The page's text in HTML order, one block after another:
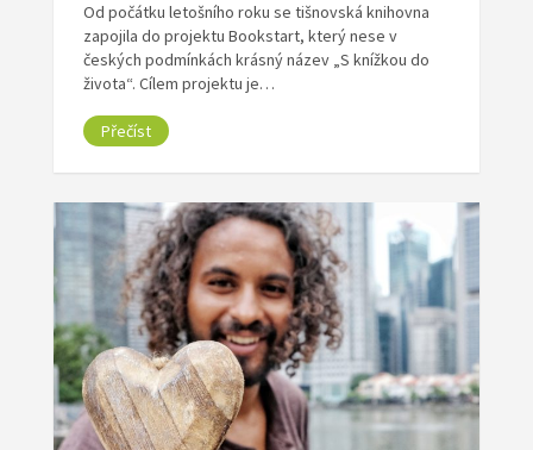
Od počátku letošního roku se tišnovská knihovna
zapojila do projektu Bookstart, který nese v
českých podmínkách krásný název „S knížkou do
života“. Cílem projektu je…
Přečíst